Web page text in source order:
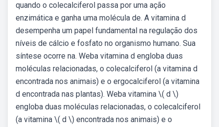
quando o colecalciferol passa por uma ação
enzimática e ganha uma molécula de. A vitamina d
desempenha um papel fundamental na regulação dos
níveis de cálcio e fosfato no organismo humano. Sua
síntese ocorre na. Weba vitamina d engloba duas
moléculas relacionadas, o colecalciferol (a vitamina d
encontrada nos animais) e o ergocalciferol (a vitamina
d encontrada nas plantas). Weba vitamina \( d \)
engloba duas moléculas relacionadas, o colecalciferol
(a vitamina \( d \) encontrada nos animais) e o